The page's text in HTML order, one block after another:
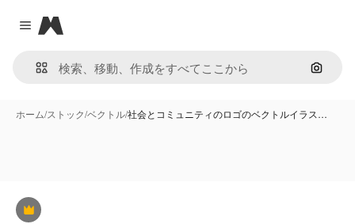
Close menu
Magnific
画像で
ホーム/ストック/ベクトル/社会とコミュニティのロゴのベクトルイラス…
Premium